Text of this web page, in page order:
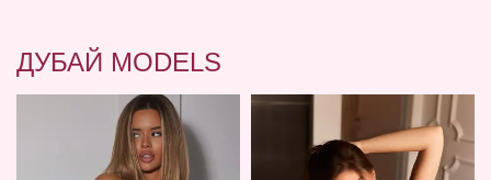
ДУБАЙ MODELS